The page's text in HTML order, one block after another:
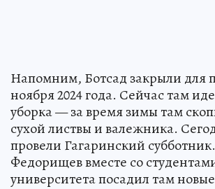
Напомним, Ботсад закрыли для
ноября 2024 года. Сейчас там
уборка — за время зимы там
сухой листвы и валежника.
провели Гагаринский
Федорищев вместе со
университета посадил там